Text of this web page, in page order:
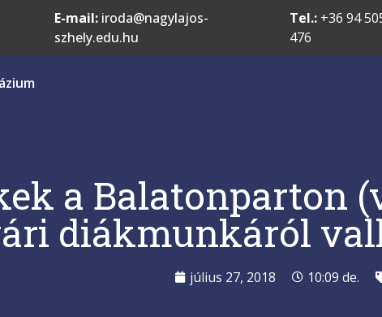
E-mail: iroda@nagylajos-
szhely.edu.hu
Tel.: +36 94
476
a Balatonparton
diákmunkáról
július 27, 2018 10:09 de.